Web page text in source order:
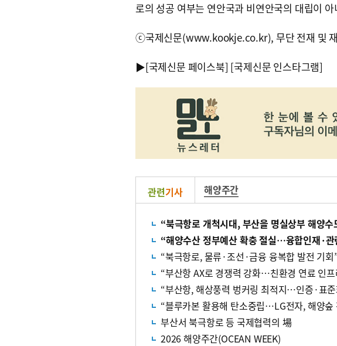
로의 성공 여부는 연안국과 비연안국의 대립이
ⓒ국제신문(www.kookje.co.kr), 무단 전재 및
▶[국제신문 페이스북] [국제신문 인스타그램]
관련기사 해양주간
“북극항로 개척시대, 부산을 명실상부 해양수
“해양수산 정부예산 확충 절실…융합인재·
“북극항로, 물류·조선·금융 융복합 발전 기회
“부산항 AX로 경쟁력 강화…친환경 연료 인
“부산항, 해상풍력 벙커링 최적지…인증·표
“블루카본 활용해 탄소중립…LG전자, 해양숲
부산서 북극항로 등 국제협력의 場
2026 해양주간(OCEAN WEEK)